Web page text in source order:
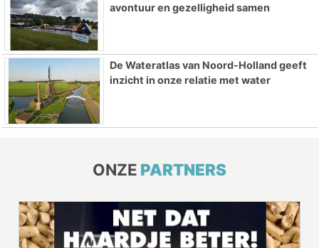
avontuur en gezelligheid samen
De Wateratlas van Noord-Holland geeft
inzicht in onze relatie met water
ONZE PARTNERS